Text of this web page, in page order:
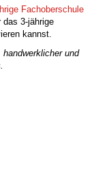
Fachoberschule
das 3-jährige
kannst.
und